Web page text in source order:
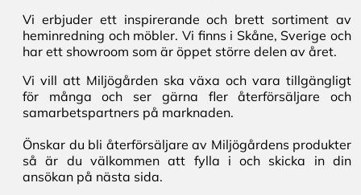
Vi erbjuder ett inspirerande och brett sortiment av
heminredning och möbler. Vi finns i Skåne, Sverige och
har ett showroom som är öppet större delen av året.
Vi vill att Miljögården ska växa och vara tillgängligt
för många och ser gärna fler återförsäljare och
samarbetspartners på marknaden.
Önskar du bli återförsäljare av Miljögårdens produkter
så är du välkommen att fylla i och skicka in din
ansökan på nästa sida.